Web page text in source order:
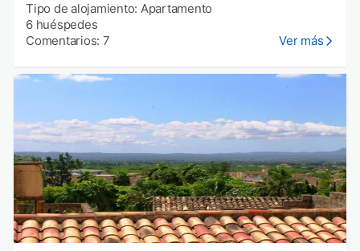
Tipo de alojamiento: Apartamento
6 huéspedes
Comentarios: 7
Ver más